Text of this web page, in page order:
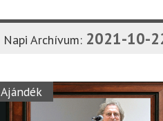
Napi Archívum: 2021-10-
Ajándék